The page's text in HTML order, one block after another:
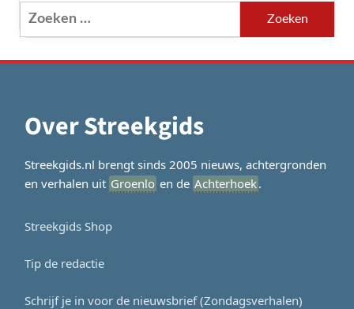
Zoeken
naar:
Over Streekgids
Streekgids.nl brengt sinds 2005 nieuws, achtergronden
en verhalen uit Groenlo en de Achterhoek.
Streekgids Shop
Tip de redactie
Schrijf je in voor de nieuwsbrief (Zondagsverhalen)